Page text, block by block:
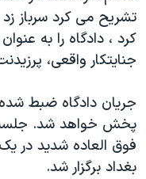
همایش محافظه‌کاران
صفحه‌های ویژه
کرد ، دادگاه را به
جنايتکار واقعی،
جريان دادگاه ضبط
پخش خواهد شد. جلسه
فوق العاده شديد در
بغداد برگزار شد.